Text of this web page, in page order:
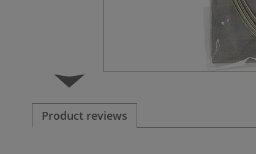
Product reviews